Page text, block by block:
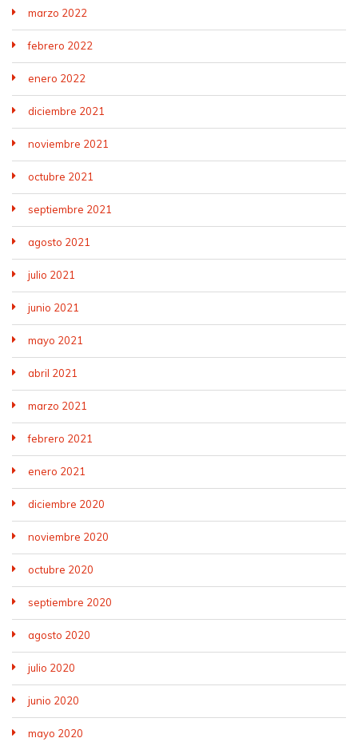
marzo 2022
febrero 2022
enero 2022
diciembre 2021
noviembre 2021
octubre 2021
septiembre 2021
agosto 2021
julio 2021
junio 2021
mayo 2021
abril 2021
marzo 2021
febrero 2021
enero 2021
diciembre 2020
noviembre 2020
octubre 2020
septiembre 2020
agosto 2020
julio 2020
junio 2020
mayo 2020